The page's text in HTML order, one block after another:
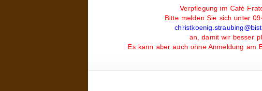
Verpflegung im Cafè
Bitte melden Sie sich unter
an, damit wir besser
Es kann aber auch ohne Anmeldung am